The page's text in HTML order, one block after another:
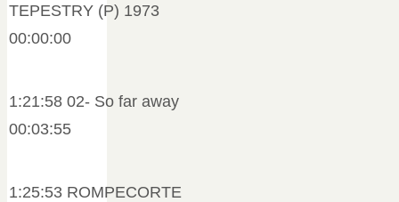
TEPESTRY (P) 1973
00:00:00
1:21:58 02- So far away
00:03:55
1:25:53 ROMPECORTE